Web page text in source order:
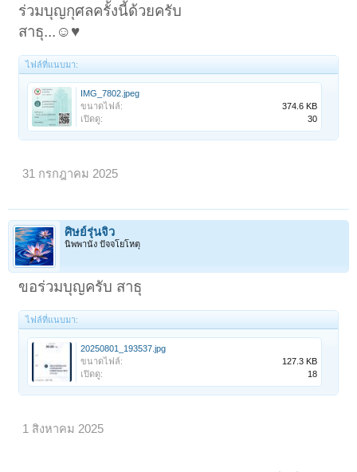
ร่วมบุญกุศลครั้งนี้ด้วยครับ
สาธุ...☺️♥️
ไฟล์ที่แนบมา:
IMG_7802.jpeg
ขนาดไฟล์:
374.6 KB
เปิดดู:
30
31 กรกฎาคม 2025
ศิษย์รุ่นจิ๋ว
นิพพานัง ปัจจโยโหตุ
ขอร่วมบุญครับ สาธุ
ไฟล์ที่แนบมา:
20250801_193537.jpg
ขนาดไฟล์:
127.3 KB
เปิดดู:
18
1 สิงหาคม 2025